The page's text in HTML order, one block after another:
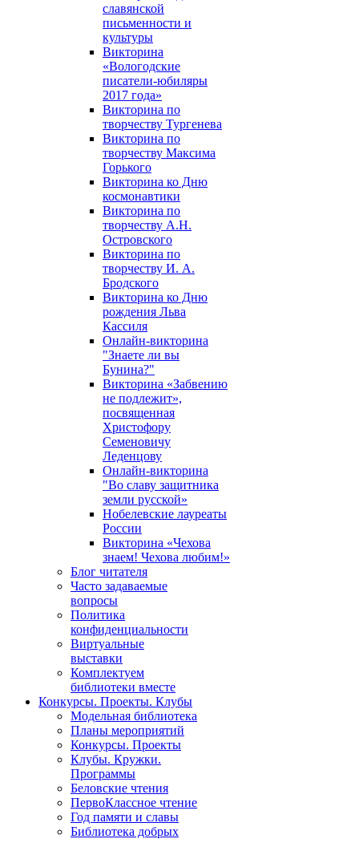
славянской
письменности и
культуры
Викторина
«Вологодские
писатели-юбиляры
2017 года»
Викторина по
творчеству Тургенева
Викторина по
творчеству Максима
Горького
Викторина ко Дню
космонавтики
Викторина по
творчеству А.Н.
Островского
Викторина по
творчеству И. А.
Бродского
Викторина ко Дню
рождения Льва
Кассиля
Онлайн-викторина
"Знаете ли вы
Бунина?"
Викторина «Забвению
не подлежит»,
посвященная
Христофору
Семеновичу
Леденцову
Онлайн-викторина
"Во славу защитника
земли русской»
Нобелевские лауреаты
России
Викторина «Чехова
знаем! Чехова любим!»
Блог читателя
Часто задаваемые
вопросы
Политика
конфиденциальности
Виртуальные
выставки
Комплектуем
библиотеки вместе
Конкурсы. Проекты. Клубы
Модельная библиотека
Планы мероприятий
Конкурсы. Проекты
Клубы. Кружки.
Программы
Беловские чтения
ПервоКлассное чтение
Год памяти и славы
Библиотека добрых